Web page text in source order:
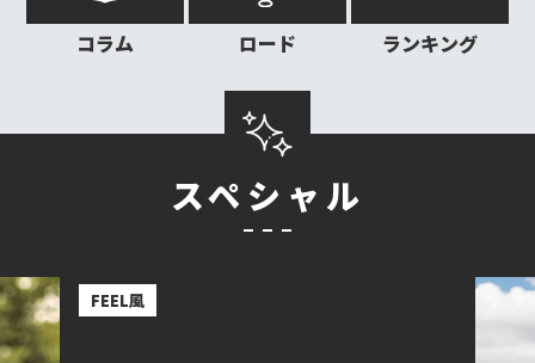
コラム ロード ランキング
スペシャル